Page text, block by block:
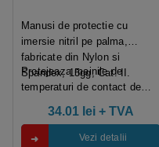
Manusi de protectie cu
imersie nitril pe palma,
fabricate din Nylon si
Spandex, 15gg, Cat. II.
Protejeaza mainile de
temperaturi de contact de
34.01 lei + TVA
Vezi detalii